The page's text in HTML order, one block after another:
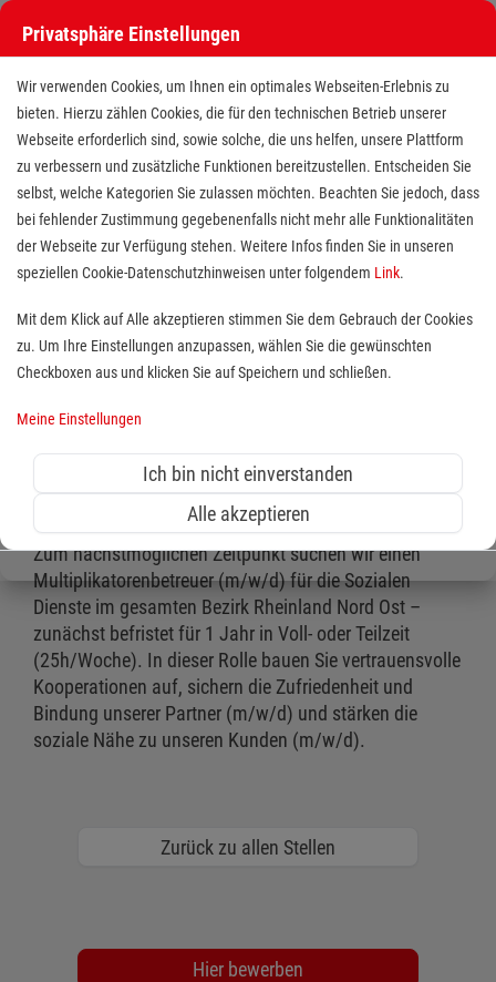
Multiplikatorenbetreuer (m/w/d)
für die Sozialen Dienste
Standort(e):Leverkusen
Beziehungsarbeit, Netzwerkarbeit und soziales
Engagement zusammenkommen? Dann sind Sie bei
uns genau richtig.
Zum nächstmöglichen Zeitpunkt suchen wir einen
Multiplikatorenbetreuer (m/w/d) für die Sozialen
Dienste im gesamten Bezirk Rheinland Nord Ost –
zunächst befristet für 1 Jahr in Voll- oder Teilzeit
(25h/Woche). In dieser Rolle bauen Sie vertrauensvolle
Kooperationen auf, sichern die Zufriedenheit und
Bindung unserer Partner (m/w/d) und stärken die
soziale Nähe zu unseren Kunden (m/w/d).
Zurück zu allen Stellen
Hier bewerben
Privatsphäre Einstellungen
Wir verwenden Cookies, um Ihnen ein optimales Webseiten-Erlebnis zu
bieten. Hierzu zählen Cookies, die für den technischen Betrieb unserer
Webseite erforderlich sind, sowie solche, die uns helfen, unsere Plattform
zu verbessern und zusätzliche Funktionen bereitzustellen. Entscheiden Sie
selbst, welche Kategorien Sie zulassen möchten. Beachten Sie jedoch, dass
bei fehlender Zustimmung gegebenenfalls nicht mehr alle Funktionalitäten
der Webseite zur Verfügung stehen. Weitere Infos finden Sie in unseren
speziellen Cookie-Datenschutzhinweisen unter folgendem Link.
Mit dem Klick auf Alle akzeptieren stimmen Sie dem Gebrauch der Cookies
zu. Um Ihre Einstellungen anzupassen, wählen Sie die gewünschten
Checkboxen aus und klicken Sie auf Speichern und schließen.
Meine Einstellungen
Ich bin nicht einverstanden
Alle akzeptieren